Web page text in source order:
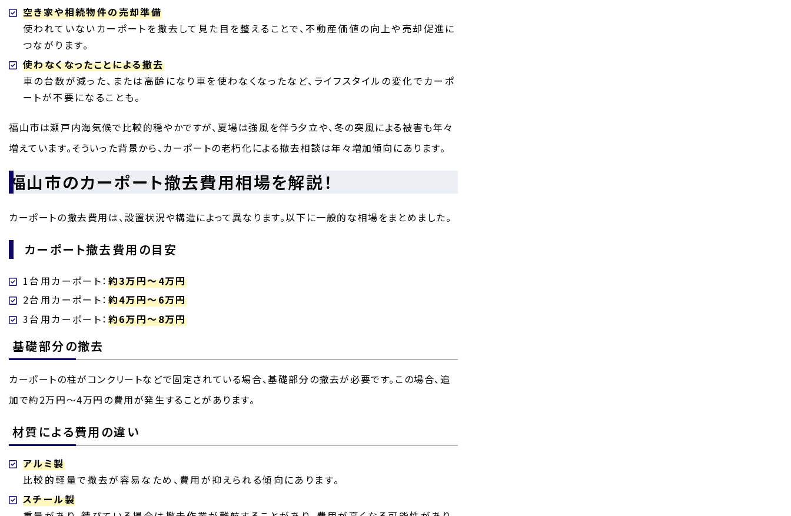
空き家や相続物件の売却準備
使われていないカーポートを撤去して見た目を整えることで、不動産価値の向上や売却促進に
つながります。
使わなくなったことによる撤去
車の台数が減った、または高齢になり車を使わなくなったなど、ライフスタイルの変化でカーポ
ートが不要になることも。
福山市は瀬戸内海気候で比較的穏やかですが、夏場は強風を伴う夕立や、冬の突風による被害も年々
増えています。そういった背景から、カーポートの老朽化による撤去相談は年々増加傾向にあります。
福山市のカーポート撤去費用相場を解説！
カーポートの撤去費用は、設置状況や構造によって異なります。以下に一般的な相場をまとめました。
カーポート撤去費用の目安
1台用カーポート： 約3万円～4万円
2台用カーポート： 約4万円～6万円
3台用カーポート： 約6万円～8万円
基礎部分の撤去
カーポートの柱がコンクリートなどで固定されている場合、基礎部分の撤去が必要です。この場合、追
加で約2万円～4万円の費用が発生することがあります。
材質による費用の違い
アルミ製
比較的軽量で撤去が容易なため、費用が抑えられる傾向にあります。
スチール製